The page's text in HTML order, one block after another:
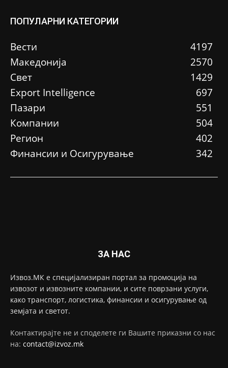
ПОПУЛАРНИ КАТЕГОРИИ
Вести
4197
Македонија
2570
Свет
1429
Еxport Intelligence
697
Пазари
551
Компании
504
Регион
402
Финансии и Осигурување
342
ЗА НАС
Извоз.МК е специјализиран портал за промоција на
извозот и извозните компании, и сите поврзани услуги,
како транспорт, логистика, финансии и осигурување од
земјата и светот.
Контактирајте не и споделете ги Вашите приказни со нас
на: contact@izvoz.mk